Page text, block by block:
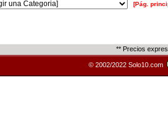
[Pág.
** Precios
© 2002/2022 Solo10.com